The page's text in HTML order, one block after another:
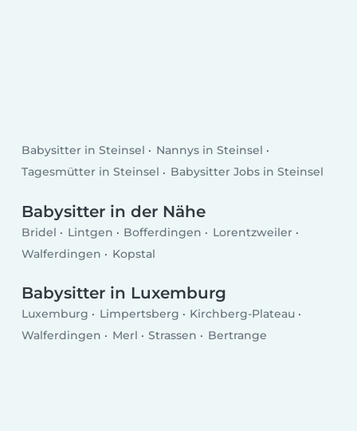
Babysitter in Steinsel
Nannys in Steinsel
Tagesmütter in Steinsel
Babysitter Jobs in Steinsel
Babysitter in der Nähe
Bridel Lintgen Bofferdingen
Lorentzweiler
Walferdingen
Kopstal
Babysitter in Luxemburg
Luxemburg Limpertsberg
Kirchberg-Plateau
Walferdingen
Merl Strassen Bertrange